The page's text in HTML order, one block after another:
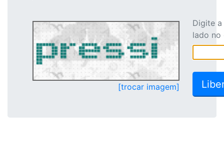
[trocar imagem]
Digite
lado no